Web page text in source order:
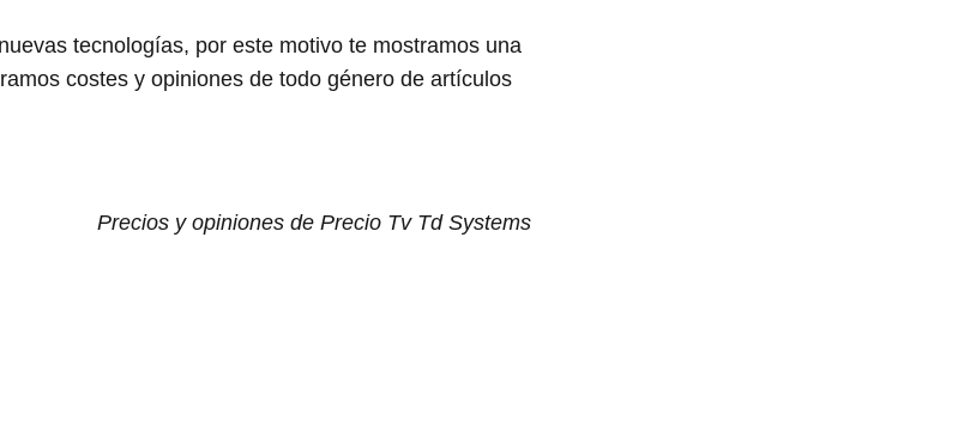
tecnologías, por este motivo te mostramos una
costes y opiniones de todo género de artículos
Precios y opiniones de Precio Tv Td Systems